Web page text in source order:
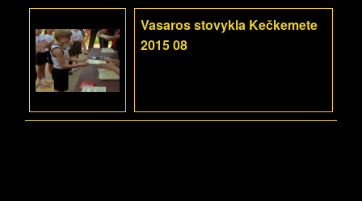
Vasaros stovykla Kečkemete
2015 08